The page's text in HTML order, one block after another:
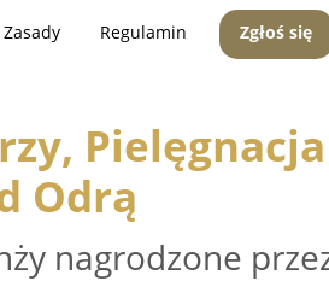
Zasady Regulamin Zgłoś się
Odrą
nagrodzone